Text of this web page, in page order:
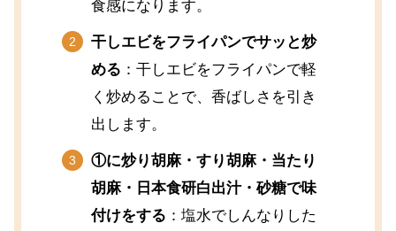
食感になります。
干しエビをフライパンでサッと炒
める ：干しエビをフライパンで軽
く炒めることで、香ばしさを引き
出します。
①に炒り胡麻・すり胡麻・当たり
胡麻・日本食研白出汁・砂糖で味
付けをする ：塩水でしんなりした